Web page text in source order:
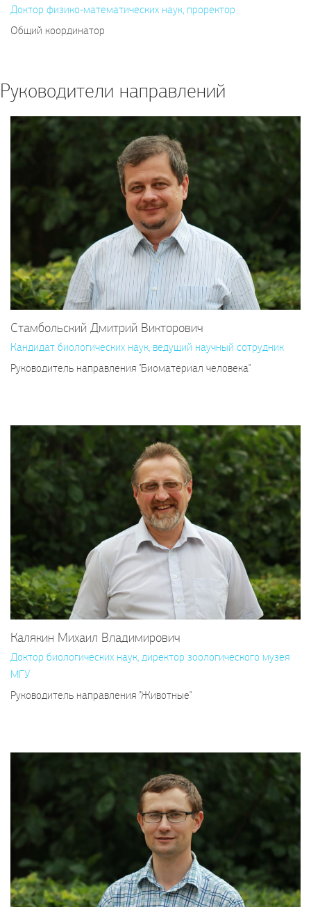
Доктор физико-математических наук, проректор
Общий координатор
Руководители направлений
Стамбольский Дмитрий Викторович
Кандидат биологических наук, ведущий научный сотрудник
Руководитель направления "Биоматериал человека"
Калякин Михаил Владимирович
Доктор биологических наук, директор зоологического музея
МГУ
Руководитель направления "Животные"